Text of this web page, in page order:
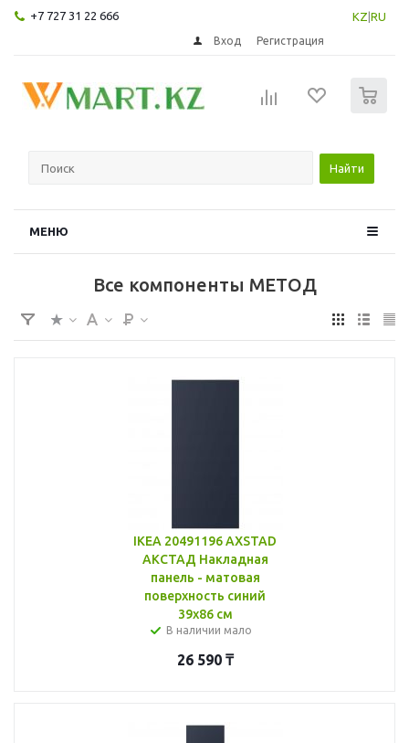
+7 727 31 22 666 KZ RU
Вход Регистрация
Найти
МЕНЮ
Все компоненты МЕТОД
IKEA 20491196 AXSTAD
АКСТАД Накладная
панель - матовая
поверхность синий
39x86 см
В наличии мало
26 590₸